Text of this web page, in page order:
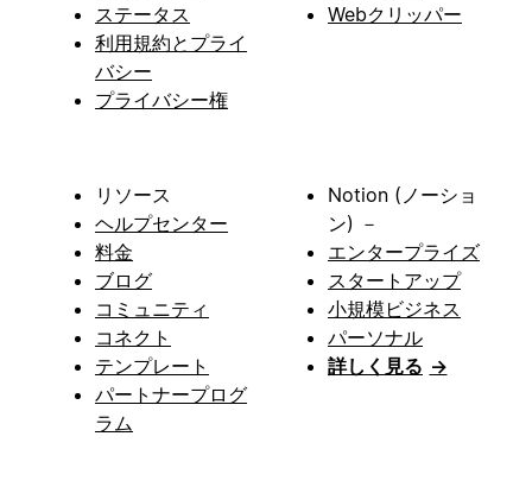
ステータス
利用規約とプライ
バシー
プライバシー権
Webクリッパー
リソース
ヘルプセンター
料金
ブログ
コミュニティ
コネクト
テンプレート
パートナープログ
ラム
Notion (ノーショ
ン) －
エンタープライズ
スタートアップ
小規模ビジネス
パーソナル
詳しく見る →